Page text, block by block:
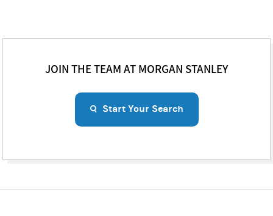
JOIN THE TEAM AT MORGAN STANLEY
Start Your Search